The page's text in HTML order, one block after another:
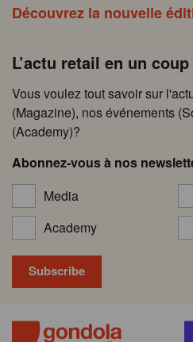
Découvrez la nouvelle
L’actu retail en un
Vous voulez tout savoir sur
(Magazine), nos événements
(Academy)?
Abonnez-vous à nos
Media
Academy